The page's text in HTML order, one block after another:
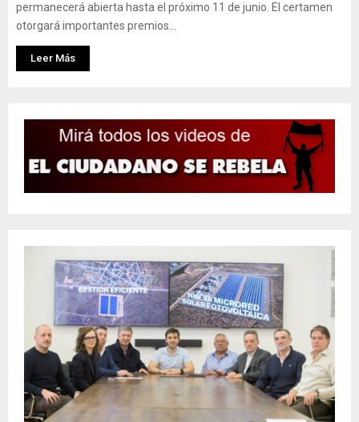
permanecerá abierta hasta el próximo 11 de junio. El certamen
otorgará importantes premios...
Leer Más